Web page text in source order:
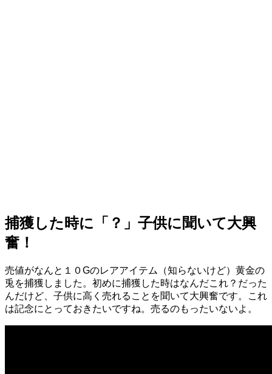
捕獲した時に「？」子供に聞いて大興
奮！
売値がなんと１０Gのレアアイテム（知らないけど）黄金の
兎を捕獲しました。初めに捕獲した時はなんだこれ？だった
んだけど、子供に高く売れることを聞いて大興奮です。これ
は記念にとっておきたいですね。売るのもったいないよ。